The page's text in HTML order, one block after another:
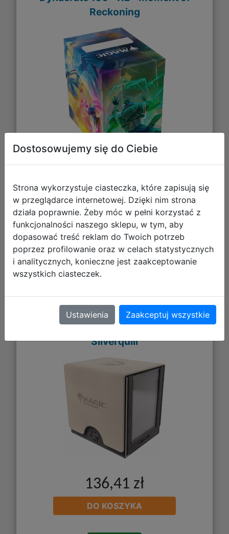
Reckoning
40,76 zł
DO KOSZYKA
Galeria zdjęć
Gamegenic: Magic the Gathering -
Secrets of Strixhaven - Sidekick PRO
100+ XL - Pudełko na Karty -
Silverquill
136,41 zł
DO KOSZYKA
Dostosowujemy się do Ciebie
Strona wykorzystuje ciasteczka, które zapisują się
w przeglądarce internetowej. Dzięki nim strona
działa poprawnie. Żeby móc w pełni korzystać z
funkcjonalności naszego sklepu, w tym, aby
dopasować treść reklam do Twoich potrzeb
poprzez profilowanie oraz w celach statystycznych
i analitycznych, konieczne jest zaakceptowanie
wszystkich ciasteczek.
Ustawienia Zaakceptuj wszystkie